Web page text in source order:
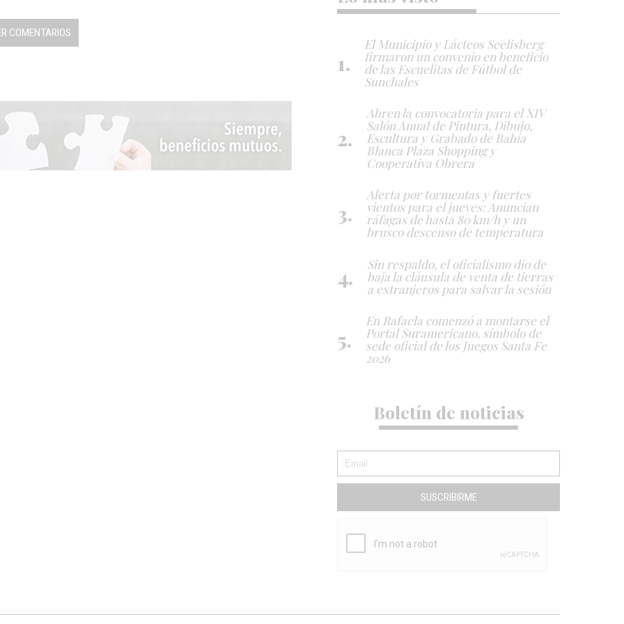
COMENTARIOS
El Municipio y Lácteos Seelisberg
firmaron un convenio en beneficio
de las Escuelitas de Fútbol de
Sunchales
Abren la convocatoria para el XIV
Salón Anual de Pintura, Dibujo,
Escultura y Grabado de Bahía
Blanca Plaza Shopping y
Cooperativa Obrera
Alerta por tormentas y fuertes
vientos para el jueves: Anuncian
ráfagas de hasta 80 km/h y un
brusco descenso de temperatura
Sin respaldo, el oficialismo dio de
baja la cláusula de venta de tierras
a extranjeros para salvar la sesión
En Rafaela comenzó a montarse el
Portal Suramericano, símbolo de
sede oficial de los Juegos Santa Fe
2026
Boletín de noticias
SUSCRIBIRME